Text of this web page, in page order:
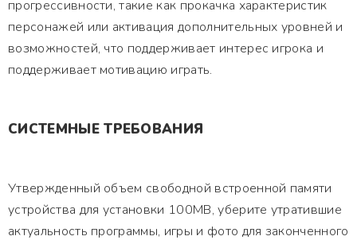
прогрессивности, такие как прокачка характеристик
персонажей или активация дополнительных уровней и
возможностей, что поддерживает интерес игрока и
поддерживает мотивацию играть.
СИСТЕМНЫЕ ТРЕБОВАНИЯ
Утвержденный объем свободной встроенной памяти
устройства для установки 100MB, уберите утратившие
актуальность программы, игры и фото для законченного